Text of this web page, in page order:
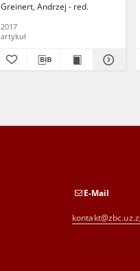
Greinert, Andrzej - red.
2017
artykuł
E-Mail